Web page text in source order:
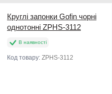
Круглі запонки Gofin чорні
однотонні ZPHS-3112
В наявності
Код товару: ZPHS-3112